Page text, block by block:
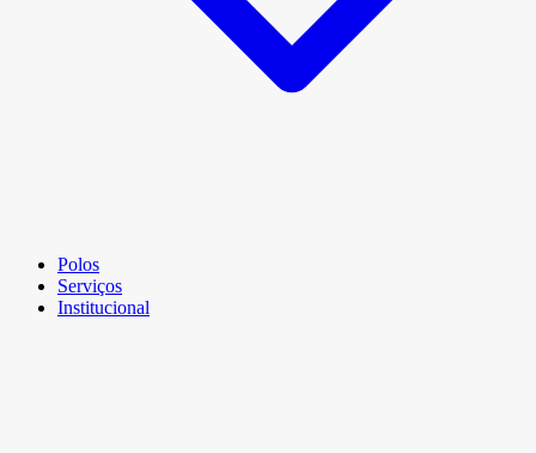
Polos
Serviços
Institucional